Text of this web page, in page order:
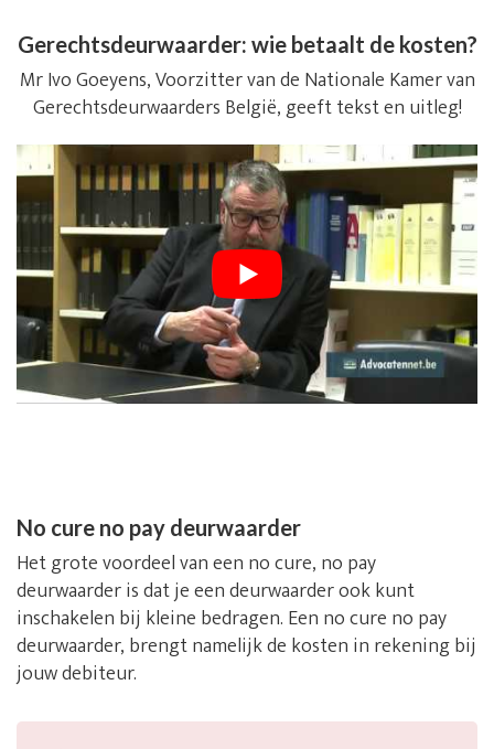
Gerechtsdeurwaarder: wie betaalt de kosten?
Mr Ivo Goeyens, Voorzitter van de Nationale Kamer van
Gerechtsdeurwaarders België, geeft tekst en uitleg!
No cure no pay deurwaarder
Het grote voordeel van een no cure, no pay
deurwaarder is dat je een deurwaarder ook kunt
inschakelen bij kleine bedragen. Een no cure no pay
deurwaarder, brengt namelijk de kosten in rekening bij
jouw debiteur.